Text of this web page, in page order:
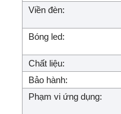
Viền đèn:
Bóng led:
Chất liệu:
Bảo hành:
Phạm vi ứng dụng: